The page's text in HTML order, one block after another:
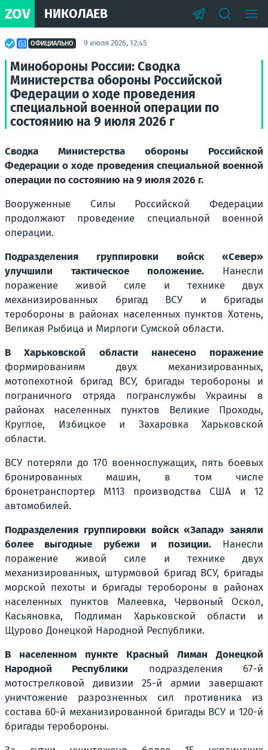
ZOV НИКОЛАЕВ
ОФИЦИАЛЬНО 9 июля 2026, 12:45
Минобороны России: Сводка
Министерства обороны Российской
Федерации о ходе проведения
специальной военной операции по
состоянию на 9 июля 2026 г
Сводка Министерства обороны Российской
Федерации о ходе проведения специальной военной
операции по состоянию на 9 июля 2026 г.
Вооруженные Силы Российской Федерации
продолжают проведение специальной военной
операции.
Подразделения группировки войск «Север»
улучшили тактическое положение. Нанесли
поражение живой силе и технике двух
механизированных бригад ВСУ и бригады
теробороны в районах населенных пунктов Хотень,
Великая Рыбица и Мирлоги Сумской области.
В Харьковской области нанесено поражение
формированиям двух механизированных,
мотопехотной бригад ВСУ, бригады теробороны и
пограничного отряда погранслужбы Украины в
районах населенных пунктов Великие Проходы,
Круглое, Избицкое и Захаровка Харьковской
области.
ВСУ потеряли до 170 военнослужащих, пять боевых
бронированных машин, в том числе
бронетранспортер М113 производства США и 12
автомобилей.
Подразделения группировки войск «Запад» заняли
более выгодные рубежи и позиции.Нанесли
поражение живой силе и технике двух
механизированных, штурмовой бригад ВСУ, бригады
морской пехоты и бригады теробороны в районах
населенных пунктов Малеевка, Червоный Оскол,
Касьяновка, Подлиман Харьковской области и
Щурово Донецкой Народной Республики.
В населенном пункте Красный Лиман Донецкой
Народной Республики подразделения 67-й
мотострелковой дивизии 25-й армии завершают
уничтожение разрозненных сил противника из
состава 60-й механизированной бригады ВСУ и 120-й
бригады теробороны.